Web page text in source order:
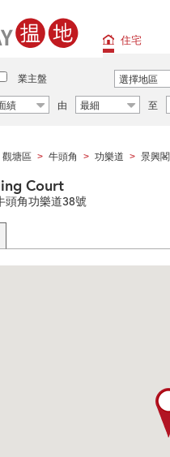
住宅
業主盤 選擇地區
績
由 最細 至
觀塘區 > 牛頭角 > 功樂道 > 景興閣
Court
頭角功樂道38號